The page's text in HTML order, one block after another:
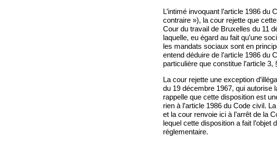
L’intimé invoquant l’article 1986 du
contraire »), la cour rejette que
Cour du travail de Bruxelles du 11
laquelle, eu égard au fait qu’une
les mandats sociaux sont en
entend déduire de l’article 1986 du
particulière que constitue l’article 3,
La cour rejette une exception
du 19 décembre 1967, qui autorise
rappelle que cette disposition est
rien à l’article 1986 du Code civil.
et la cour renvoie ici à l’arrêt de la
lequel cette disposition a fait l’objet
réglementaire.